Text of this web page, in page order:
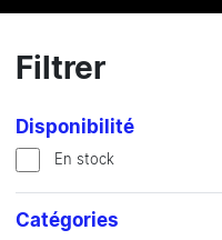
Filtrer
Disponibilité
En stock
Catégories